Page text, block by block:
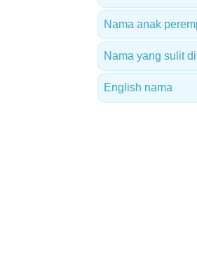
Nama anak
Nama yang sulit
English nama